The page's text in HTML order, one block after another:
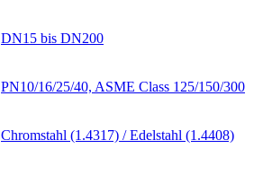
DN15 bis DN200
PN10/16/25/40, ASME Class 125/150/300
Chromstahl (1.4317) / Edelstahl (1.4408)